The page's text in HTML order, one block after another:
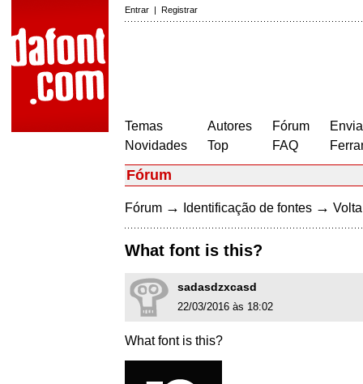
Entrar | Registrar
Temas
Novidades
Autores
Top
Fórum
FAQ
Fórum
Fórum → Identificação de fontes →
What font is this?
sadasdzxcasd
22/03/2016 às 18:02
What font is this?